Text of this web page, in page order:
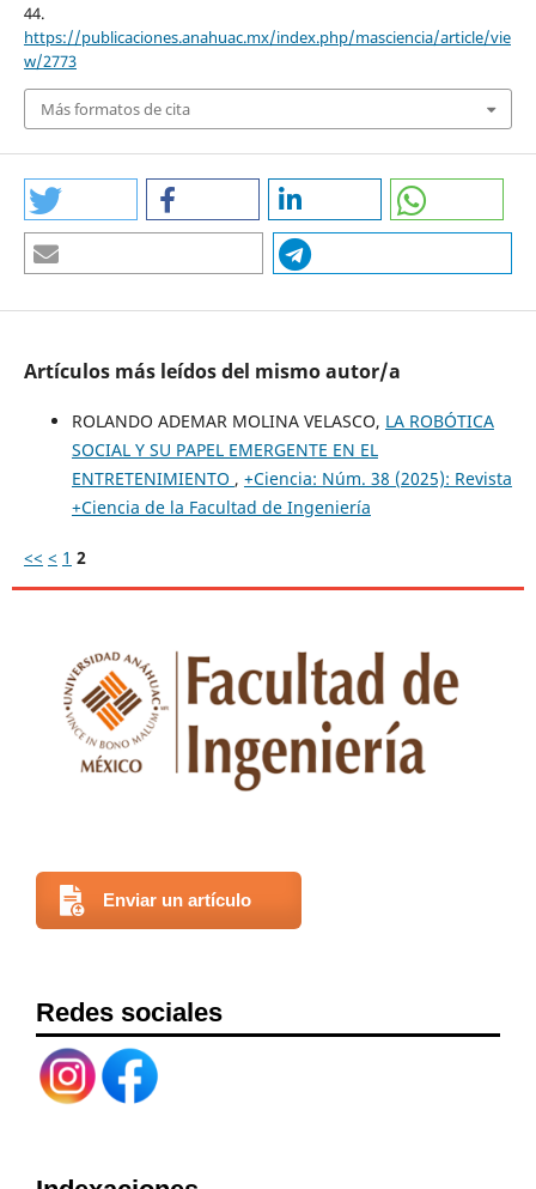
44.
https://publicaciones.anahuac.mx/index.php/masciencia/article/vie
w/2773
Más formatos de cita
Artículos más leídos del mismo autor/a
ROLANDO ADEMAR MOLINA VELASCO, LA ROBÓTICA
SOCIAL Y SU PAPEL EMERGENTE EN EL
ENTRETENIMIENTO , +Ciencia: Núm. 38 (2025): Revista
+Ciencia de la Facultad de Ingeniería
<< < 1 2
Enviar un artículo
Redes sociales